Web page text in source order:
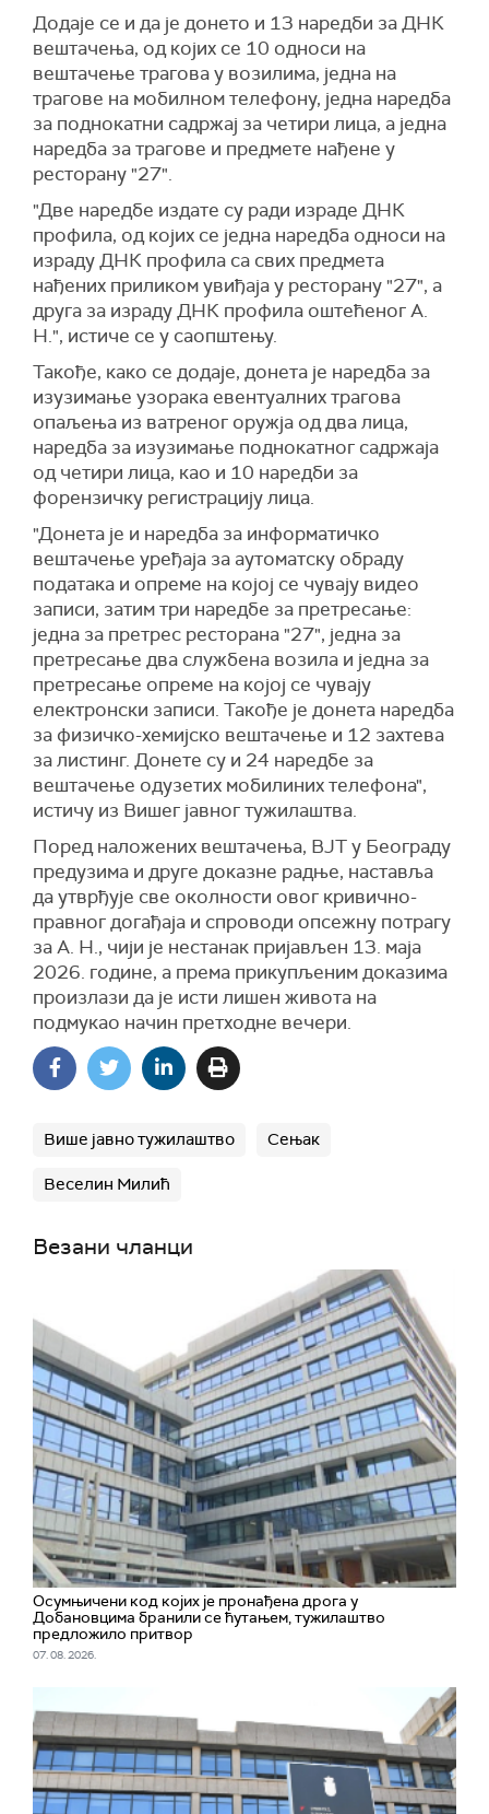
Додаје се и да је донето и 13 наредби за ДНК
вештачења, од којих се 10 односи на
вештачење трагова у возилима, једна на
трагове на мобилном телефону, једна наредба
за поднокатни садржај за четири лица, а једна
наредба за трагове и предмете нађене у
ресторану "27".
"Две наредбе издате су ради израде ДНК
профила, од којих се једна наредба односи на
израду ДНК профила са свих предмета
нађених приликом увиђаја у ресторану "27", а
друга за израду ДНК профила оштећеног А.
Н.", истиче се у саопштењу.
Такође, како се додаје, донета је наредба за
изузимање узорака евентуалних трагова
опаљења из ватреног оружја од два лица,
наредба за изузимање поднокатног садржаја
од четири лица, као и 10 наредби за
форензичку регистрацију лица.
"Донета је и наредба за информатичко
вештачење уређаја за аутоматску обраду
података и опреме на којој се чувају видео
записи, затим три наредбе за претресање:
једна за претрес ресторана "27", једна за
претресање два службена возила и једна за
претресање опреме на којој се чувају
електронски записи. Такође је донета наредба
за физичко-хемијско вештачење и 12 захтева
за листинг. Донете су и 24 наредбе за
вештачење одузетих мобилиних телефона",
истичу из Вишег јавног тужилаштва.
Поред наложених вештачења, ВЈТ у Београду
предузима и друге доказне радње, наставља
да утврђује све околности овог кривично-
правног догађаја и спроводи опсежну потрагу
за А. Н., чији је нестанак пријављен 13. маја
2026. године, а према прикупљеним доказима
произлази да је исти лишен живота на
подмукао начин претходне вечери.
Више јавно тужилаштво Сењак
Веселин Милић
Везани чланци
Осумњичени код којих је пронађена дрога у
Добановцима бранили се ћутањем, тужилаштво
предложило притвор
07. 08. 2026.